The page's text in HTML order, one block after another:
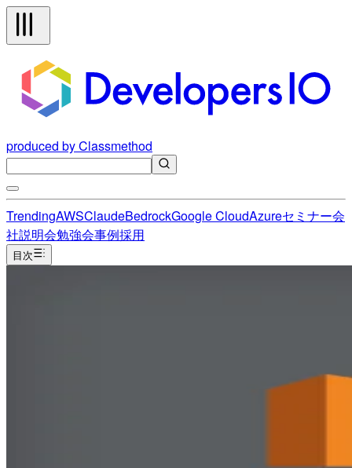
produced by Classmethod
TrendingAWSClaudeBedrockGoogle CloudAzureセミナー会
社説明会勉強会事例採用
目次